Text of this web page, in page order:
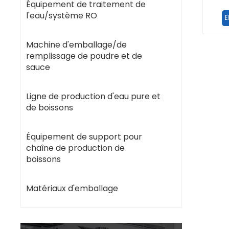
Équipement de traitement de
l'eau/système RO
Machine d'emballage/de
remplissage de poudre et de
sauce
Ligne de production d'eau pure et
de boissons
Équipement de support pour
chaîne de production de
boissons
Matériaux d'emballage